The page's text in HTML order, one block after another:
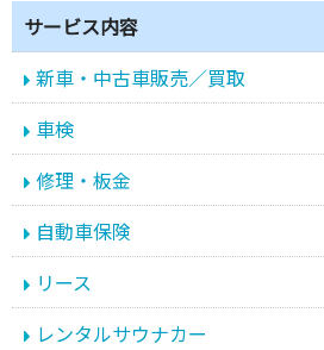
サービス内容
新車・中古車販売／買取
車検
修理・板金
自動車保険
リース
レンタルサウナカー